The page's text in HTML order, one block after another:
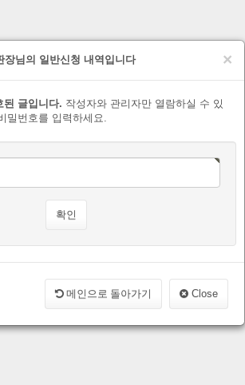
×
장님의 일반신청 내역입니다
된 글입니다. 작성자와 관리자만 열람하실 수 있
밀번호를 입력하세요.
메인으로 돌아가기 Close